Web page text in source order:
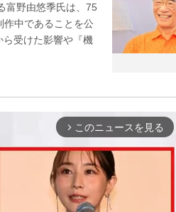
富野由悠季氏は、75
作中であることを公
ら受けた影響や『機
arrow_forward_ios このニュースを見る